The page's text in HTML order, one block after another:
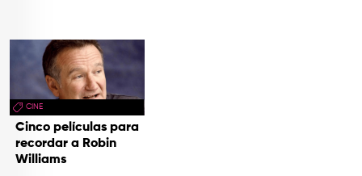
CINE
Cinco películas para
recordar a Robin
Williams